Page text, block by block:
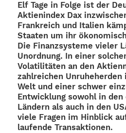
Elf Tage in Folge ist der
Akti­en­in­dex Dax
Frank­reich und Italien
Staa­ten um ihr
Die Finanz­sys­teme vieler
Unord­nung. In einer
Vola­ti­li­tä­ten an den
zahl­rei­chen Unru­he­her­den
Welt und einer schwer
Entwick­lung sowohl in den
Ländern als auch in den
viele Fragen im Hinblick
laufende Transaktionen.